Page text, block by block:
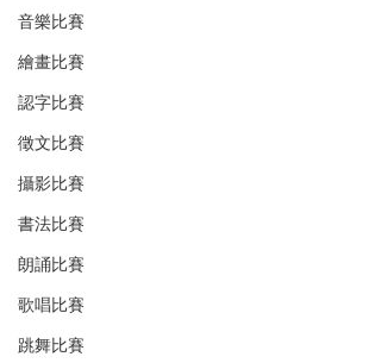
音樂比賽
繪畫比賽
認字比賽
徵文比賽
攝影比賽
書法比賽
朗誦比賽
歌唱比賽
跳舞比賽